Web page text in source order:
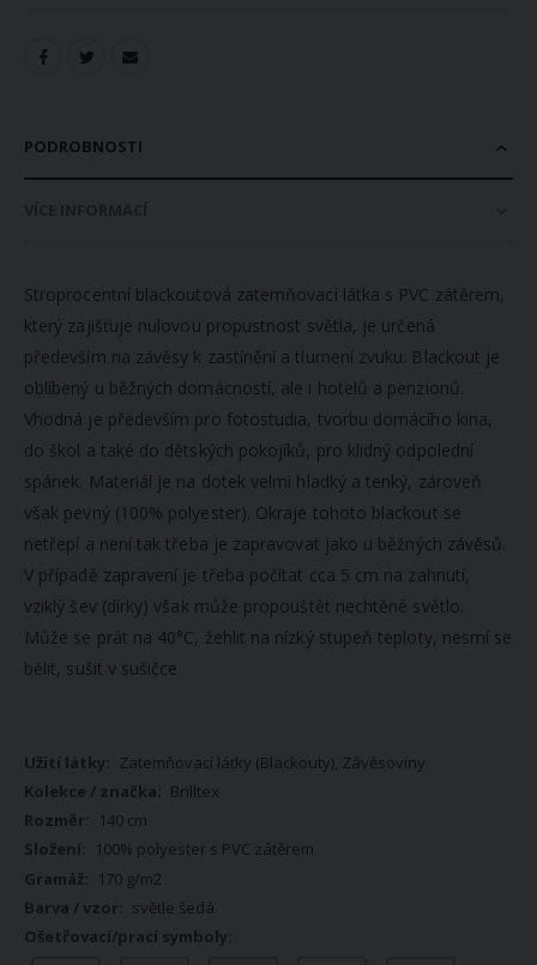
PODROBNOSTI
Stroprocentní blackoutová zatemňovací látka s PVC zátěrem,
který zajišťuje nulovou propustnost světla, je určená
především na závěsy k zastínění a tlumení zvuku. Blackout je
oblíbený u běžných domácností, ale i hotelů a penzionů.
Vhodná je především pro fotostudia, tvorbu domácího kina,
do škol a také do dětských pokojíků, pro klidný odpolední
spánek. Materiál je na dotek velmi hladký a tenký, zároveň
však pevný (100% polyester). Okraje tohoto blackout se
netřepí a není tak třeba je zapravovat jako u běžných závěsů.
V případě zapravení je třeba počítat cca 5 cm na zahnutí,
vziklý šev (dírky) však může propouštět nechtěné světlo.
Může se prát na 40°C, žehlit na nízký stupeň teploty, nesmí se
bělit, sušit v sušičce
Více
informací
Zatemňovací látky (Blackouty), Závěsoviny
Brilltex
140 cm
100% polyester s PVC zátěrem
170 g/m2
světle šedá